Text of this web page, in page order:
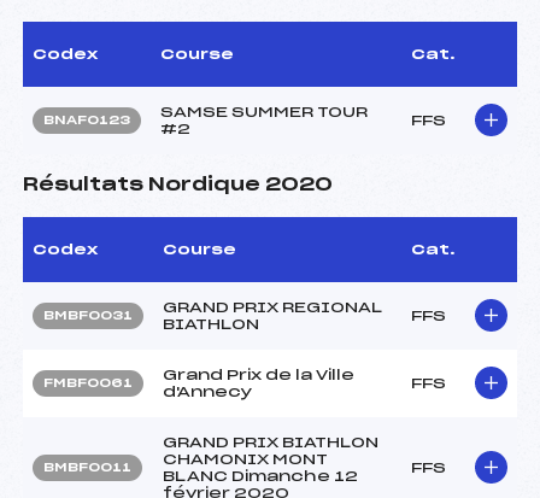
Codex Course Cat.
BNAF0123
SAMSE SUMMER TOUR
#2
FFS
Résultats Nordique 2020
Codex Course Cat.
BMBF0031
GRAND PRIX REGIONAL
BIATHLON
FFS
FMBF0061
Grand Prix de la Ville
d'Annecy
FFS
BMBF0011
GRAND PRIX BIATHLON
CHAMONIX MONT
BLANC Dimanche 12
février 2020
FFS